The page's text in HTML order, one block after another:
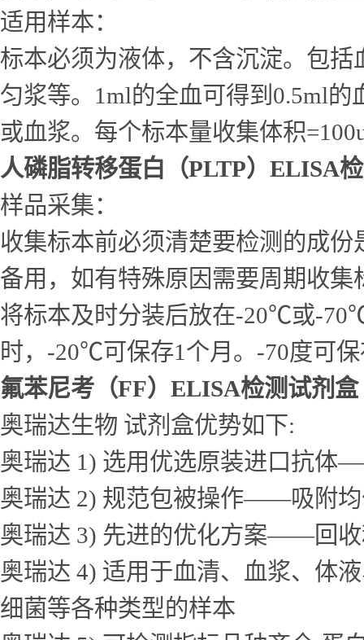
适用样本：
标本必须为液体，不含沉淀。包
匀浆等。1ml的全血可得到0.5ml的
或血浆。每个标本量收集体积
人磷脂转移蛋白（PLTP）ELISA
样品采集：
收集标本前必须清楚要检测的成
备用，如有特殊原因需要周期收集
将标本及时分装后放在-20℃或-
时，-20℃可保存1个月。-70度可
氟苯尼考（FF）ELISA检测试剂盒
奥瑞达生物 试剂盒优势如下:
奥瑞达 1) 选用优选原装进口抗
奥瑞达 2) 规范包被操作——吸附
奥瑞达 3) 先进的优化方案——回
奥瑞达 4) 适用于血清、血浆、体
细菌等各种类型的样本